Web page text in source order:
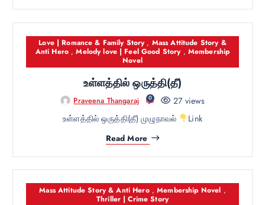
Love | Romance & Family Story, Mass Attitude Story &
Anti Hero,Melody love | Feel Good Story, Membership
Novel
உள்ளத்தில் ஒருத்தி(தீ)
Praveena Thangaraj 0
27 views
உள்ளத்தில் ஒருத்தி(தீ) முழுநாவல்
Link
Read More
Mass Attitude Story & Anti Hero,Membership Novel ,
Thriller | Crime Story